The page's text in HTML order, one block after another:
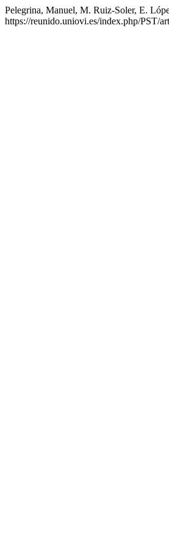
Pelegrina, Manuel, M. Ruiz-Soler, E.
https://reunido.uniovi.es/index.php/PST/